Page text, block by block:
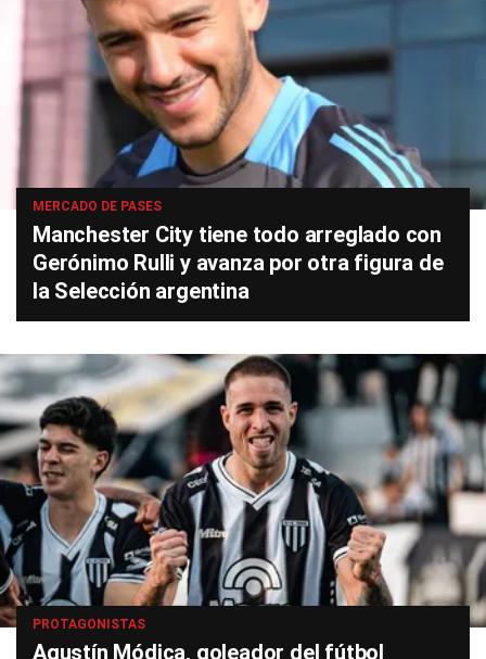
MERCADO DE PASES
Manchester City tiene todo arreglado con
Gerónimo Rulli y avanza por otra figura de
la Selección argentina
PROTAGONISTAS
Agustín Módica, goleador del fútbol